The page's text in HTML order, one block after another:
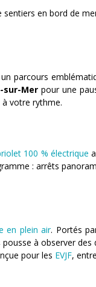
en bord de
parcours
sur-Mer pour une
votre rythme.
100 % électrique
: arrêts
en plein air. Portés
à observer
pour les EVJF,